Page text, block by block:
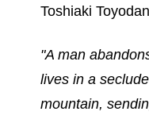
Toshiaki Toyodan
"A man
lives in a
mountain,